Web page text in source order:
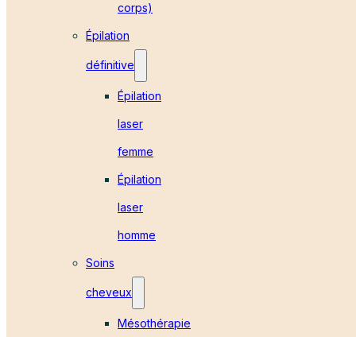
corps)
Épilation
définitive
Épilation
laser
femme
Épilation
laser
homme
Soins
cheveux
Mésothérapie